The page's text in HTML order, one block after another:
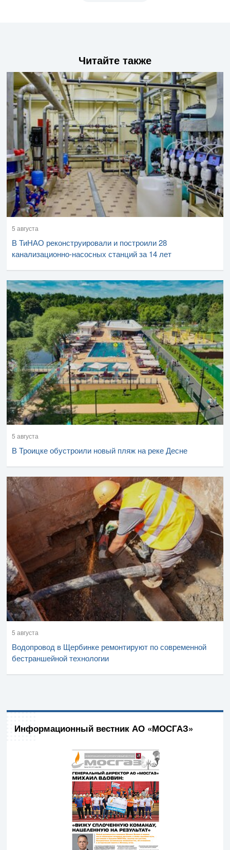
Читайте также
5 августа
В ТиНАО реконструировали и построили 28
канализационно-насосных станций за 14 лет
5 августа
В Троицке обустроили новый пляж на реке Десне
5 августа
Водопровод в Щербинке ремонтируют по современной
бестраншейной технологии
Информационный вестник АО «МОСГАЗ»